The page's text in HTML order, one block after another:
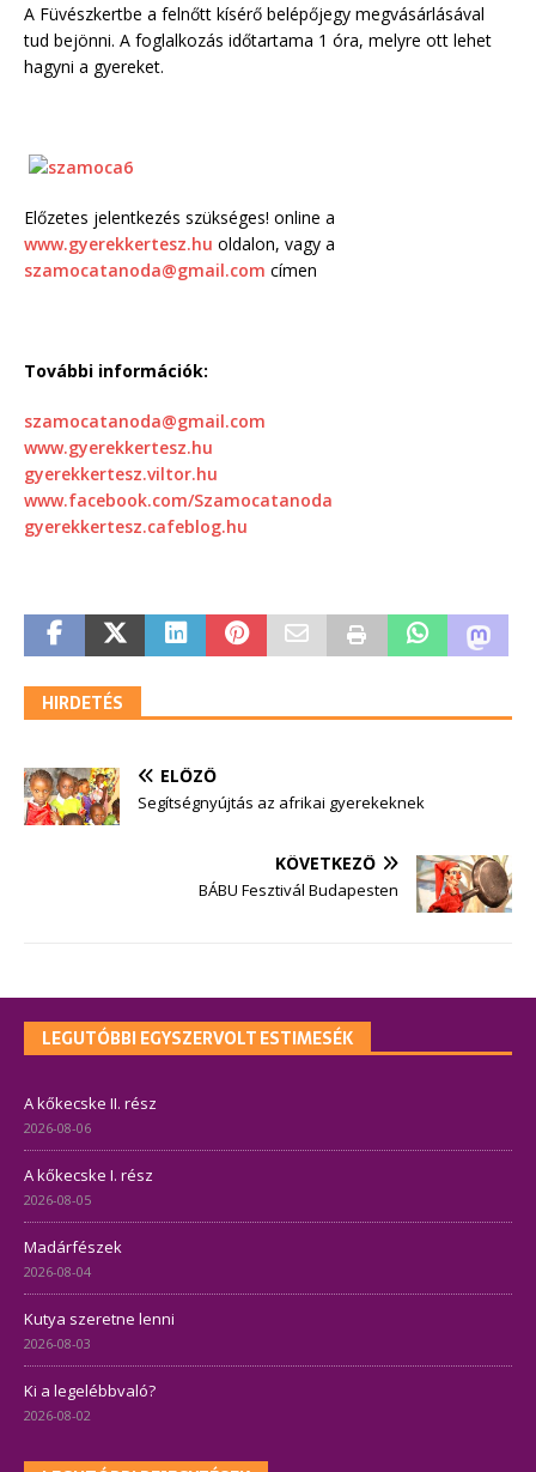
A Füvészkertbe a felnőtt kísérő belépőjegy megvásárlásával
tud bejönni. A foglalkozás időtartama 1 óra, melyre ott lehet
hagyni a gyereket.
Előzetes jelentkezés szükséges! online a
www.gyerekkertesz.hu oldalon, vagy a
szamocatanoda@gmail.com címen
További információk:
szamocatanoda@gmail.com
www.gyerekkertesz.hu
gyerekkertesz.viltor.hu
www.facebook.com/Szamocatanoda
gyerekkertesz.cafeblog.hu
HIRDETÉS
ELŐZŐ
Segítségnyújtás az afrikai gyerekeknek
KÖVETKEZŐ
BÁBU Fesztivál Budapesten
LEGUTÓBBI EGYSZERVOLT ESTIMESÉK
A kőkecske II. rész
2026-08-06
A kőkecske I. rész
2026-08-05
Madárfészek
2026-08-04
Kutya szeretne lenni
2026-08-03
Ki a legelébbvaló?
2026-08-02